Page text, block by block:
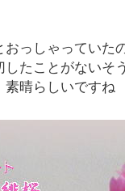
っしゃっていた
したことがない
晴らしいですね